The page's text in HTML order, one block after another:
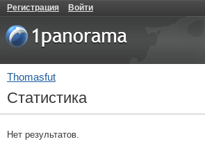
Регистрация Войти
Thomasfut
Статистика
Нет результатов.